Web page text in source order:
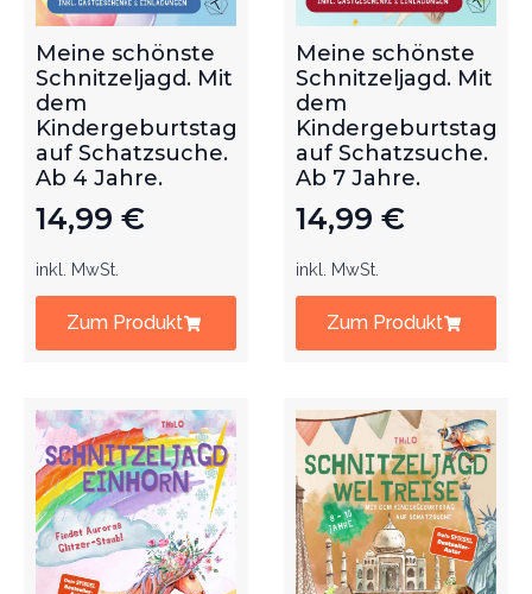
Meine schönste
Schnitzeljagd. Mit
dem
Kindergeburtstag
auf Schatzsuche.
Ab 4 Jahre.
14,99 €
inkl. MwSt.
Zum Produkt
Meine schönste
Schnitzeljagd. Mit
dem
Kindergeburtstag
auf Schatzsuche.
Ab 7 Jahre.
14,99 €
inkl. MwSt.
Zum Produkt